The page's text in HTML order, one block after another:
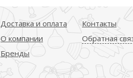
Доставка и оплата
О компании
Бренды
Контакты
Обратная